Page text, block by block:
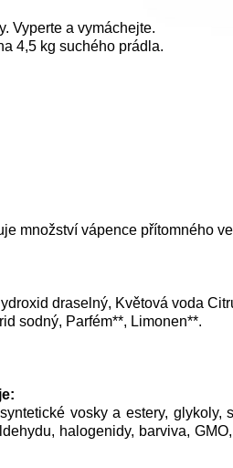
Vyperte a vymáchejte.
4,5 kg suchého prádla.
množství vápence přítomného
draselný, Květová voda
sodný, Parfém**, Limonen**.
vosky a estery, glykoly,
halogenidy, barviva,